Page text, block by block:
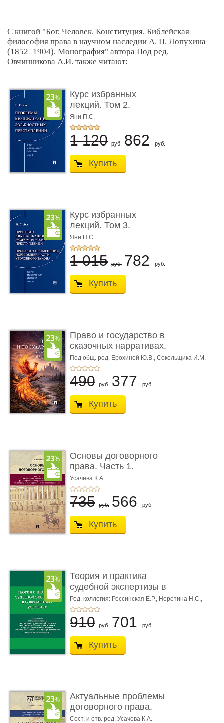
С книгой "Бог. Человек. Конституция. Библейская
философия права в научном наследии А. П. Лопухина
(1852‒1904). Монография" автора Под ред.
Овчинникова А.И. также читают:
Курс избранных
лекций. Том 2.
Проблемы квалифик ...
Яни П.С.
1 120 руб. 862 руб.
Купить
Курс избранных
лекций. Том 3.
Проблемы квалифик ...
Яни П.С.
1 015 руб. 782 руб.
Купить
Право и государство в
сказочных нарративах.
Мо ...
Под общ. ред. Ерохиной Ю.В., Сокольщика И.М.
490 руб. 377 руб.
Купить
Основы договорного
права. Часть 1.
Становление ...
Усачева К.А.
735 руб. 566 руб.
Купить
Теория и практика
судебной экспертизы в
совре� ...
Ред. коллегия: Россинская Е.Р., Неретина Н.С.,
Чернявская М.С.
910 руб. 701 руб.
Купить
Актуальные проблемы
договорного права.
Выпуск ...
Сост. и отв. ред. Усачева К.А.